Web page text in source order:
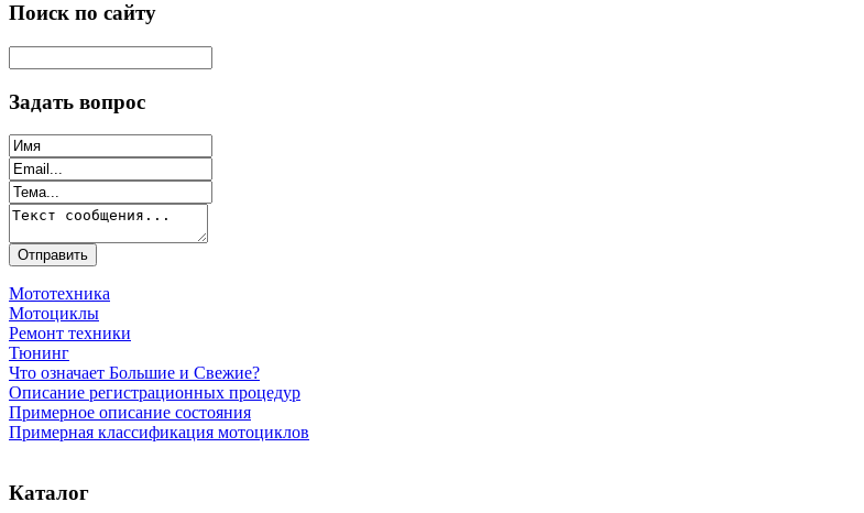
Поиск по сайту
Задать вопрос
Мототехника
Мотоциклы
Ремонт техники
Тюнинг
Что означает Большие и Свежие?
Описание регистрационных процедур
Примерное описание состояния
Примерная классификация мотоциклов
Каталог